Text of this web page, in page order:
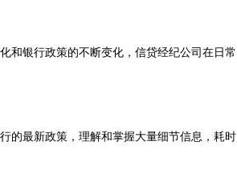
和银行政策的不断变化，信贷经纪公司在日常
的最新政策，理解和掌握大量细节信息，耗时